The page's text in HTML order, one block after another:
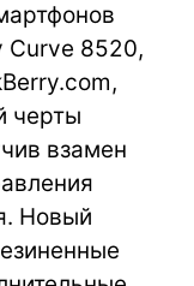
Curve 8520,
черты
взамен
Новый